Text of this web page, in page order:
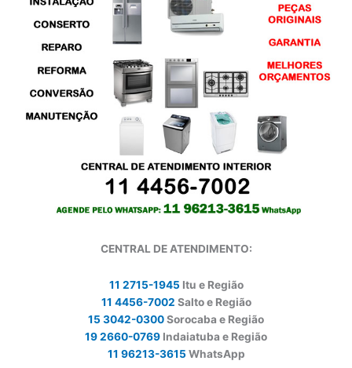
CENTRAL DE ATENDIMENTO:
11 2715-1945 Itu e Região
11 4456-7002 Salto e Região
15 3042-0300Sorocaba e Região
19 2660-0769 Indaiatuba e Região
11 96213-3615 WhatsApp